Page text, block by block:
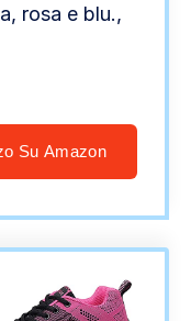
rosa e blu.,
Su Amazon